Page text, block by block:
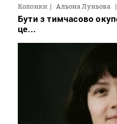
Колонки Альона Луньова
Бути з тимчасово
це…